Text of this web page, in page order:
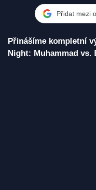
Přidat mezi
Přinášíme kompletní
Night: Muhammad vs.